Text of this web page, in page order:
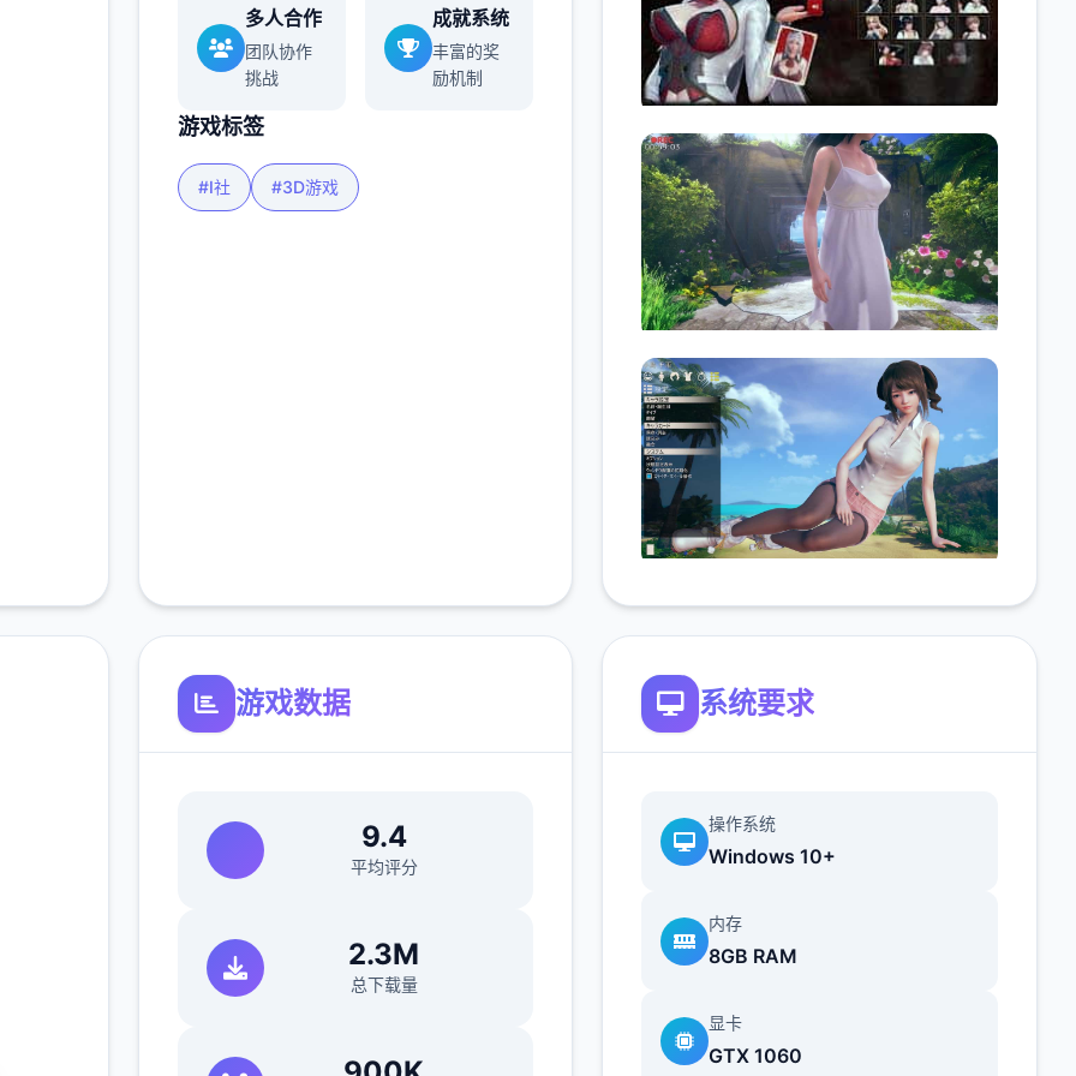
多人合作
团队协作
挑战
成就系统
丰富的奖
励机制
游戏标签
#I社 #3D游戏
游戏数据
9.4
平均评分
2.3M
总下载量
系统要求
操作系统
Windows 10+
内存
8GB RAM
显卡
GTX 1060